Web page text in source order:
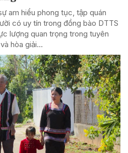
am hiểu phong tục, tập quán
có uy tín trong đồng bào DTTS
lượng quan trọng trong tuyên
hòa giải...